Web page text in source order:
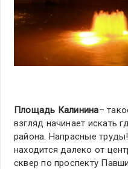
Площадь Калинина–
взгляд начинает искать
района. Напрасные
находится далеко от
сквер по проспекту